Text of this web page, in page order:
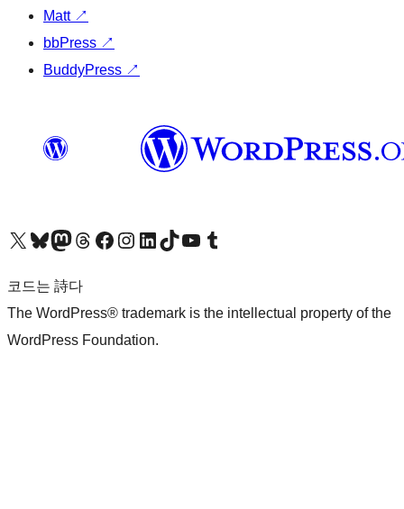
Matt ↗
bbPress ↗
BuddyPress ↗
X(이전 트위터) 계정 방문하기블루스카이 계정 방문하기마스토돈 계정 방문하기스레드 계정 방문하기 페이스북 페이지 방문하기인스타그램 계정 방문하기 LinkedIn 계정 방문하기틱톡 계정 방문하기유튜브 채널 방문하기 텀블러 계정 방문하기
코드는 詩다
The WordPress® trademark is the intellectual property of the
WordPress Foundation.